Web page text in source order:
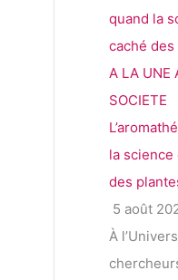
A LA UNE
SOCIETE
la
des
5 août
À